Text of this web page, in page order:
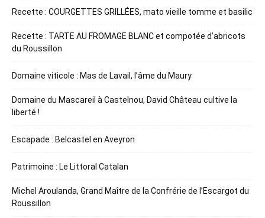
Recette : COURGETTES GRILLÉES, mato vieille tomme et basilic
Recette : TARTE AU FROMAGE BLANC et compotée d’abricots
du Roussillon
Domaine viticole : Mas de Lavail, l’âme du Maury
Domaine du Mascareil à Castelnou, David Château cultive la
liberté !
Escapade : Belcastel en Aveyron
Patrimoine : Le Littoral Catalan
Michel Aroulanda, Grand Maître de la Confrérie de l’Escargot du
Roussillon